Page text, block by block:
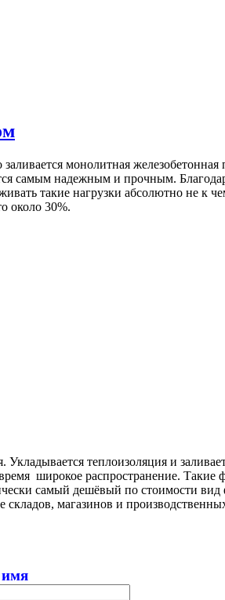
монолитная
самым надежным и прочным.
такие нагрузки абсолютно не к
около 30%.
теплоизоляция и
широкое распространение.
самый дешёвый по стоимости вид
магазинов и